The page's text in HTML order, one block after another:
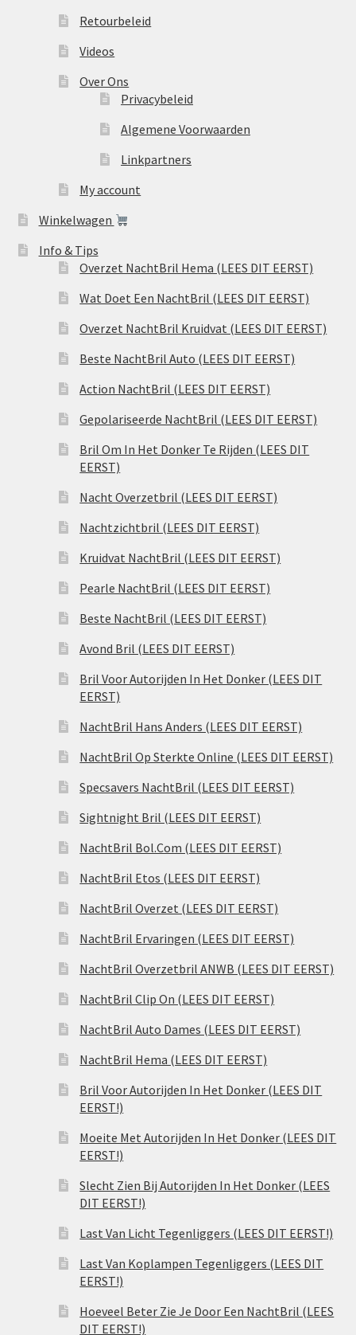
Retourbeleid
Videos
Over Ons
Privacybeleid
Algemene Voorwaarden
Linkpartners
My account
Winkelwagen
Info & Tips
Overzet NachtBril Hema (LEES DIT EERST)
Wat Doet Een NachtBril (LEES DIT EERST)
Overzet NachtBril Kruidvat (LEES DIT EERST)
Beste NachtBril Auto (LEES DIT EERST)
Action NachtBril (LEES DIT EERST)
Gepolariseerde NachtBril (LEES DIT EERST)
Bril Om In Het Donker Te Rijden (LEES DIT
EERST)
Nacht Overzetbril (LEES DIT EERST)
Nachtzichtbril (LEES DIT EERST)
Kruidvat NachtBril (LEES DIT EERST)
Pearle NachtBril (LEES DIT EERST)
Beste NachtBril (LEES DIT EERST)
Avond Bril (LEES DIT EERST)
Bril Voor Autorijden In Het Donker (LEES DIT
EERST)
NachtBril Hans Anders (LEES DIT EERST)
NachtBril Op Sterkte Online (LEES DIT EERST)
Specsavers NachtBril (LEES DIT EERST)
Sightnight Bril (LEES DIT EERST)
NachtBril Bol.Com (LEES DIT EERST)
NachtBril Etos (LEES DIT EERST)
NachtBril Overzet (LEES DIT EERST)
NachtBril Ervaringen (LEES DIT EERST)
NachtBril Overzetbril ANWB (LEES DIT EERST)
NachtBril Clip On (LEES DIT EERST)
NachtBril Auto Dames (LEES DIT EERST)
NachtBril Hema (LEES DIT EERST)
Bril Voor Autorijden In Het Donker (LEES DIT
EERST!)
Moeite Met Autorijden In Het Donker (LEES DIT
EERST!)
Slecht Zien Bij Autorijden In Het Donker (LEES
DIT EERST!)
Last Van Licht Tegenliggers (LEES DIT EERST!)
Last Van Koplampen Tegenliggers (LEES DIT
EERST!)
Hoeveel Beter Zie Je Door Een NachtBril (LEES
DIT EERST!)